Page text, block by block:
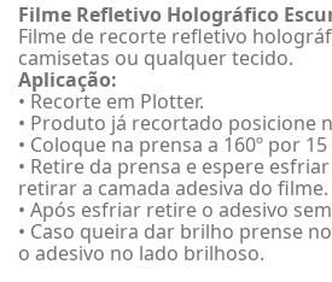
Filme Refletivo Holográfico
Filme de recorte refletivo
camisetas ou qualquer tecido.
Aplicação:
• Recorte em Plotter.
• Produto já recortado posicione
• Coloque na prensa a 160º por
• Retire da prensa e espere
retirar a camada adesiva do filme.
• Após esfriar retire o adesivo
• Caso queira dar brilho prense
o adesivo no lado brilhoso.